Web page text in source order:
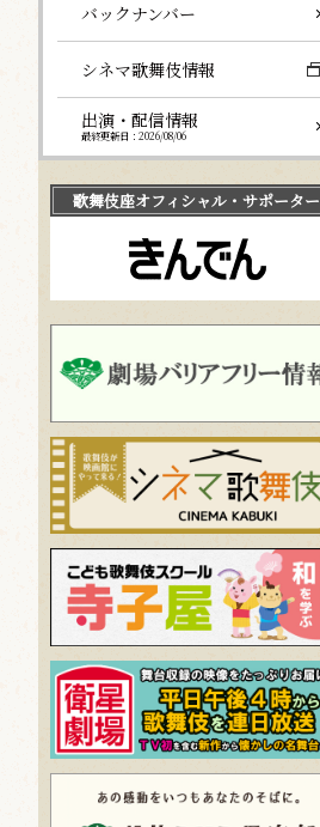
バックナンバー
シネマ歌舞伎情報
出演・配信情報
最終更新日：2026/08/06
歌舞伎座オフィシャル・サポーター